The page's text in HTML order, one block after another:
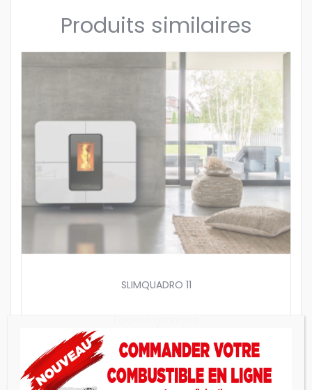
Produits similaires
SLIMQUADRO 11